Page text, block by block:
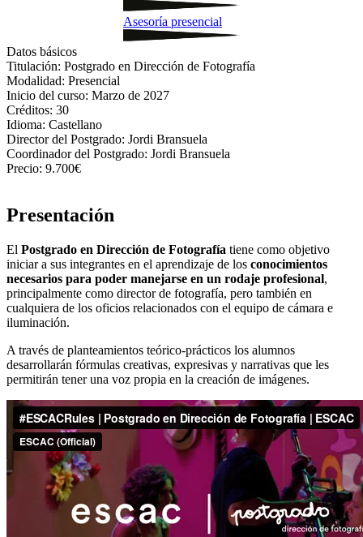
Asesoría presencial
Datos básicos
Titulación: Postgrado en Dirección de Fotografía
Modalidad: Presencial
Inicio del curso: Marzo de 2027
Créditos: 30
Idioma: Castellano
Director del Postgrado: Jordi Bransuela
Coordinador del Postgrado: Jordi Bransuela
Precio: 9.700€
Presentación
El Postgrado en Dirección de Fotografía tiene como objetivo
iniciar a sus integrantes en el aprendizaje de los conocimientos
necesarios para poder manejarse en un rodaje profesional,
principalmente como director de fotografía, pero también en
cualquiera de los oficios relacionados con el equipo de cámara e
iluminación.
A través de planteamientos teórico-prácticos los alumnos
desarrollarán fórmulas creativas, expresivas y narrativas que les
permitirán tener una voz propia en la creación de imágenes.